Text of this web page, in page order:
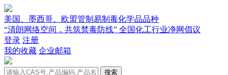
美国、墨西哥、欧盟管制易制毒化学品品种
“清朗网络空间，共筑禁毒防线” 全国化工行业净网倡议
登录 注册
我的收藏 企业邮箱
搜索